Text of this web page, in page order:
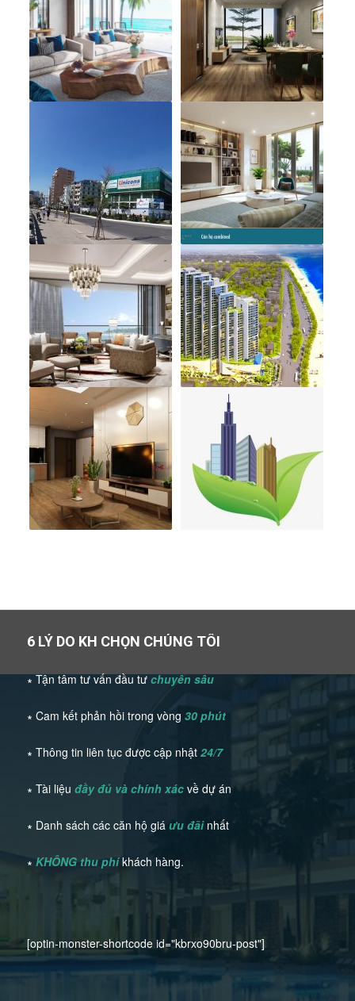
6 LÝ DO KH CHỌN CHÚNG TÔI
∗ Tận tâm tư vấn đầu tưchuyên sâu
∗ Cam kết phản hồi trong vòng 30 phút
∗ Thông tin liên tục được cập nhật 24/7
∗ Tài liệu đầy đủ và chính xácvề dự án
∗ Danh sách các căn hộ giá ưu đãinhất
∗ KHÔNG thu phíkhách hàng.
[optin-monster-shortcode id="kbrxo90bru-post"]